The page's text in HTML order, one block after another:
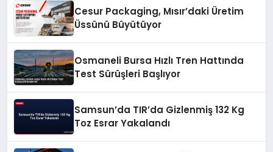
Cesur Packaging, Mısır’daki Üretim
Üssünü Büyütüyor
Osmaneli Bursa Hızlı Tren Hattında
Test Sürüşleri Başlıyor
Samsun’da TIR’da Gizlenmiş 132 Kg
Toz Esrar Yakalandı